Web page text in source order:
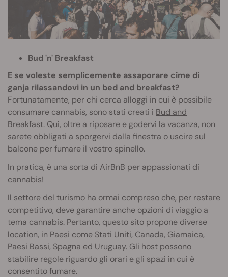
Bud 'n' Breakfast
E se voleste semplicemente assaporare cime di
ganja rilassandovi in un bed and breakfast?
Fortunatamente, per chi cerca alloggi in cui è possibile
consumare cannabis, sono stati creati i Bud and
Breakfast. Qui, oltre a riposare e godervi la vacanza, non
sarete obbligati a sporgervi dalla finestra o uscire sul
balcone per fumare il vostro spinello.
In pratica, è una sorta di AirBnB per appassionati di
cannabis!
Il settore del turismo ha ormai compreso che, per restare
competitivo, deve garantire anche opzioni di viaggio a
tema cannabis. Pertanto, questo sito propone diverse
location, in Paesi come Stati Uniti, Canada, Giamaica,
Paesi Bassi, Spagna ed Uruguay. Gli host possono
stabilire regole riguardo gli orari e gli spazi in cui è
consentito fumare.